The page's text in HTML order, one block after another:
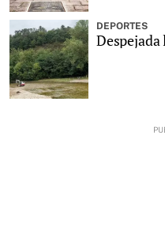
DEPORTES
Despejada